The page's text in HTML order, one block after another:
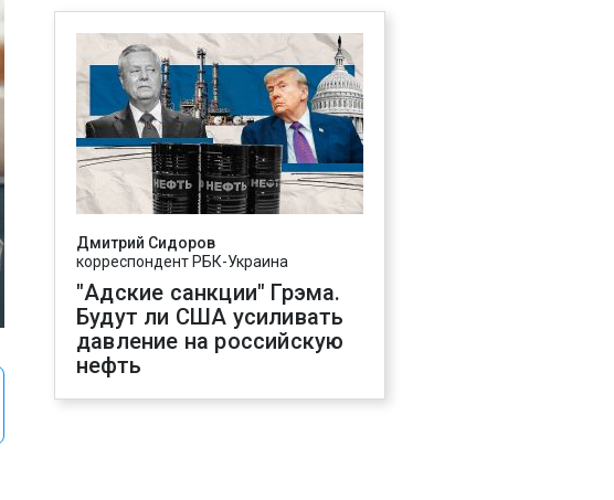
Дмитрий Сидоров
корреспондент РБК-Украина
"Адские санкции" Грэма.
Будут ли США усиливать
давление на российскую
нефть